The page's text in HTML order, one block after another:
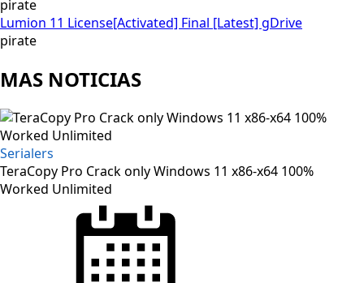
pirate
Lumion 11 License[Activated] Final [Latest] gDrive
pirate
MAS NOTICIAS
Serialers
TeraCopy Pro Crack only Windows 11 x86-x64 100%
Worked Unlimited